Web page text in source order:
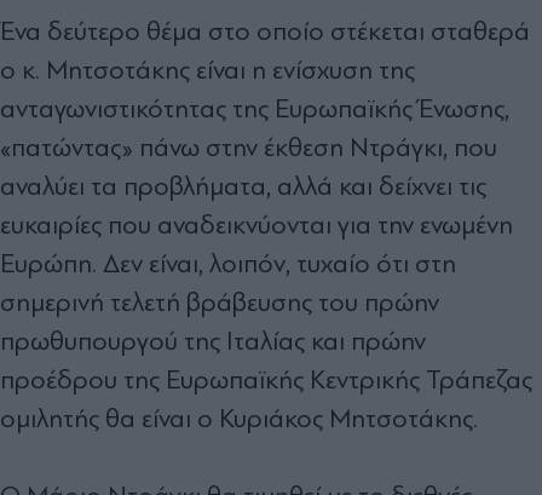
Ένα δεύτερο θέμα στο οποίο στέκεται σταθερά
ο κ. Μητσοτάκης είναι η ενίσχυση της
ανταγωνιστικότητας της Ευρωπαϊκής Ένωσης,
«πατώντας» πάνω στην έκθεση Ντράγκι, που
αναλύει τα προβλήματα, αλλά και δείχνει τις
ευκαιρίες που αναδεικνύονται για την ενωμένη
Ευρώπη. Δεν είναι, λοιπόν, τυχαίο ότι στη
σημερινή τελετή βράβευσης του πρώην
πρωθυπουργού της Ιταλίας και πρώην
προέδρου της Ευρωπαϊκής Κεντρικής Τράπεζας
ομιλητής θα είναι ο Κυριάκος Μητσοτάκης.